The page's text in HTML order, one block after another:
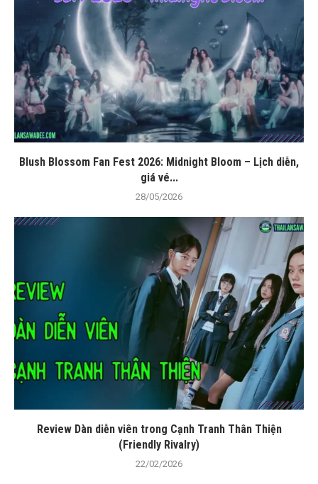
Blush Blossom Fan Fest 2026: Midnight Bloom – Lịch diễn,
giá vé...
28/05/2026
Review Dàn diễn viên trong Cạnh Tranh Thân Thiện
(Friendly Rivalry)
22/02/2026